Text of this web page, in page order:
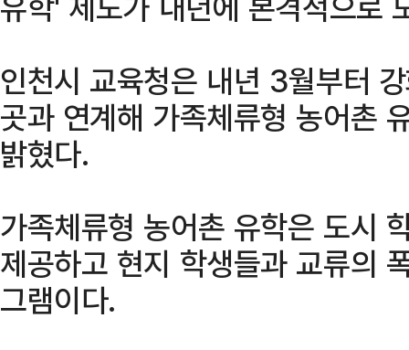
인천시 교육청은 내년 3월부터
곳과 연계해 가족체류형 농어촌
밝혔다.
가족체류형 농어촌 유학은 도시
제공하고 현지 학생들과 교류의
그램이다.